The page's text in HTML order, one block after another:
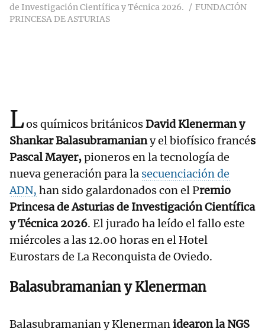
de Investigación Científica y Técnica 2026.
FUNDACIÓN
PRINCESA DE ASTURIAS
Los químicos británicosDavid Klenerman y
Shankar Balasubramaniany el biofísico francés
Pascal Mayer,pioneros en la tecnología de
nueva generación para la secuenciación de
ADN, han sido galardonados con el Premio
Princesa de Asturias de Investigación Científica
y Técnica 2026. El jurado ha leído el fallo este
miércoles a las 12.00 horas en el Hotel
Eurostars de La Reconquista de Oviedo.
Balasubramanian y Klenerman
Balasubramanian y Klenermanidearon la NGS